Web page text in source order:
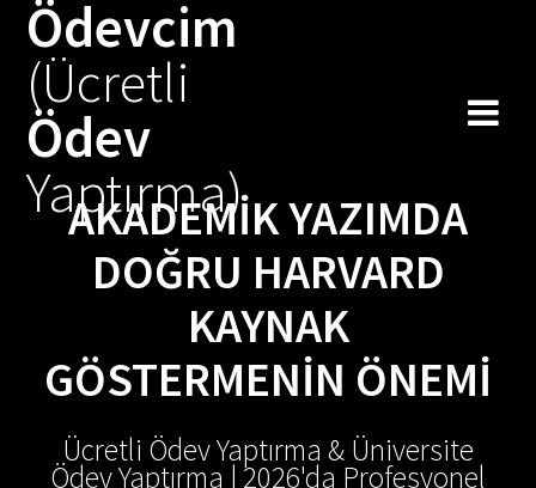
Ödevcim
(Ücretli
Ödev
Yaptırma)
AKADEMIK YAZIMDA
DOĞRU HARVARD
KAYNAK
GÖSTERMENIN ÖNEMI
Ücretli Ödev Yaptırma & Üniversite
Ödev Yaptırma | 2026'da Profesyonel